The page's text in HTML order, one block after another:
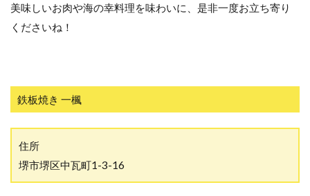
美味しいお肉や海の幸料理を味わいに、是非一度お立ち寄り
くださいね！
鉄板焼き 一楓
住所
堺市堺区中瓦町1-3-16